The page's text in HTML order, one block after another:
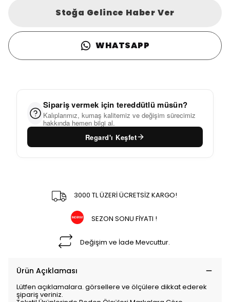
Stoğa Gelince Haber Ver
WHATSAPP
Sipariş vermek için tereddütlü müsün?
Kalıplarımız, kumaş kalitemiz ve değişim sürecimiz
hakkında hemen bilgi al.
Regard'ı Keşfet
3000 TL ÜZERİ ÜCRETSİZ KARGO!
SEZON SONU FİYATI !
Değişim ve İade Mevcuttur.
Ürün Açıklaması
Lütfen açıklamalara. görsellere ve ölçülere dikkat ederek
şipariş veriniz.